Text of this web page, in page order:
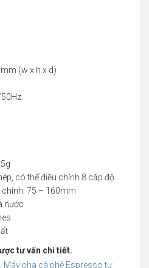
(w x h x d)
có thể điều chỉnh 8 cấp độ
75 – 160mm
nước
tư vấn chi tiết.
Máy pha cà phê Espresso tự